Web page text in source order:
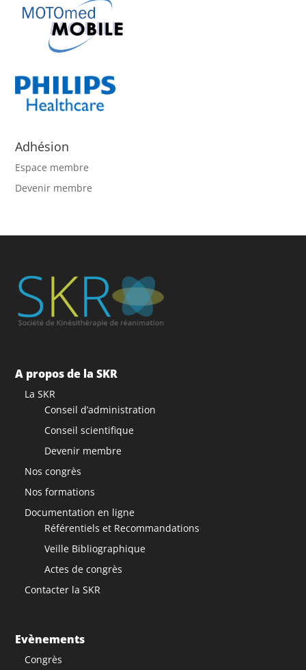
Adhésion
Espace membre
Devenir membre
A propos de la SKR
La SKR
Conseil d’administration
Conseil scientifique
Devenir membre
Nos congrès
Nos formations
Documentation en ligne
Référentiels et Recommandations
Veille Bibliographique
Actes de congrès
Contacter la SKR
Evènements
Congrès